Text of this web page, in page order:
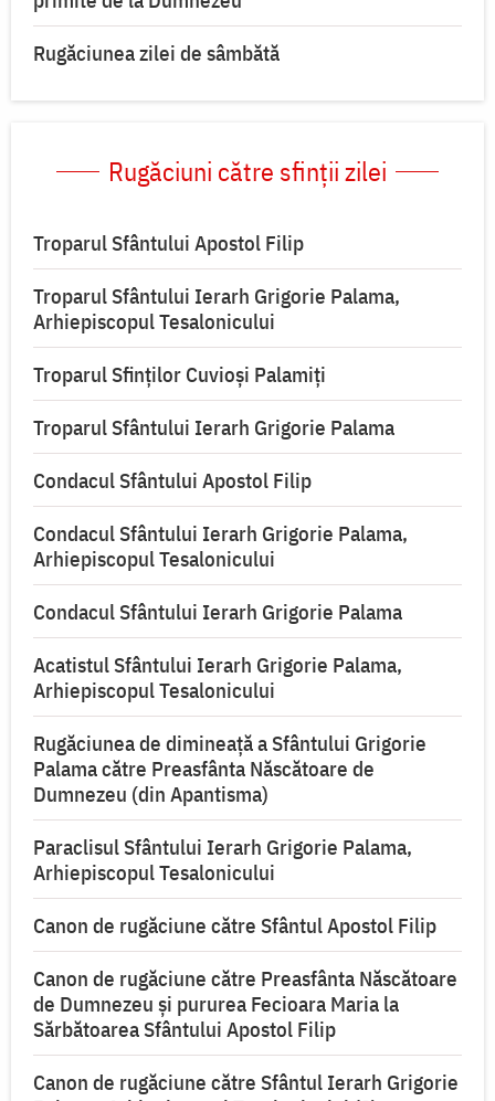
Rugăciunea zilei de sâmbătă
Rugăciuni către sfinții zilei
Troparul Sfântului Apostol Filip
Troparul Sfântului Ierarh Grigorie Palama,
Arhiepiscopul Tesalonicului
Troparul Sfinților Cuvioși Palamiți
Troparul Sfântului Ierarh Grigorie Palama
Condacul Sfântului Apostol Filip
Condacul Sfântului Ierarh Grigorie Palama,
Arhiepiscopul Tesalonicului
Condacul Sfântului Ierarh Grigorie Palama
Acatistul Sfântului Ierarh Grigorie Palama,
Arhiepiscopul Tesalonicului
Rugăciunea de dimineață a Sfântului Grigorie
Palama către Preasfânta Născătoare de
Dumnezeu (din Apantisma)
Paraclisul Sfântului Ierarh Grigorie Palama,
Arhiepiscopul Tesalonicului
Canon de rugăciune către Sfântul Apostol Filip
Canon de rugăciune către Preasfânta Născătoare
de Dumnezeu şi pururea Fecioara Maria la
Sărbătoarea Sfântului Apostol Filip
Canon de rugăciune către Sfântul Ierarh Grigorie